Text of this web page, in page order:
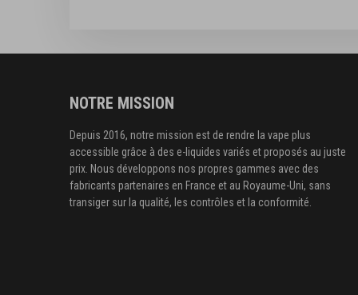
NOTRE MISSION
Depuis 2016, notre mission est de rendre la vape plus
accessible grâce à des e-liquides variés et proposés au juste
prix. Nous développons nos propres gammes avec des
fabricants partenaires en France et au Royaume-Uni, sans
transiger sur la qualité, les contrôles et la conformité.